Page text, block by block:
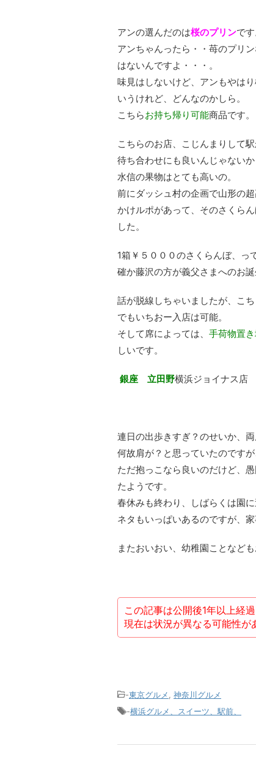
アンの選んだのは桜のプリンです
アンちゃんったら・・苺のプリ
はないんですよ・・・。
味見はしないけど、アンもやは
いうけれど、どんなのかしら。
こちらお持ち帰り可能商品です。
こちらのお店、こじんまりして駅
待ち合わせにも良いんじゃない
水信の果物はとても高いの。
前にダッシュ村の企画で山形の
かけルポがあって、そのさくら
した。
1箱￥５０００のさくらんぼ、っ
確か藤沢の方が義父さまへのお
話が脱線しちゃいましたが、こ
でもいちおー入店は可能。
そして席によっては、 手荷物置
しいです。
銀座 立田野横浜ジョイナス店
連日の出歩きすぎ？のせいか、
何故肩が？と思っていたのです
ただ抱っこなら良いのだけど、
たようです。
春休みも終わり、しばらくは園
ネタもいっぱいあるのですが、
またおいおい、幼稚園ことなど
この記事は公開後1年以上経過
現在は状況が異なる可能性が
-東京グルメ
神奈川グルメ
-横浜グルメ、スイーツ、駅前、